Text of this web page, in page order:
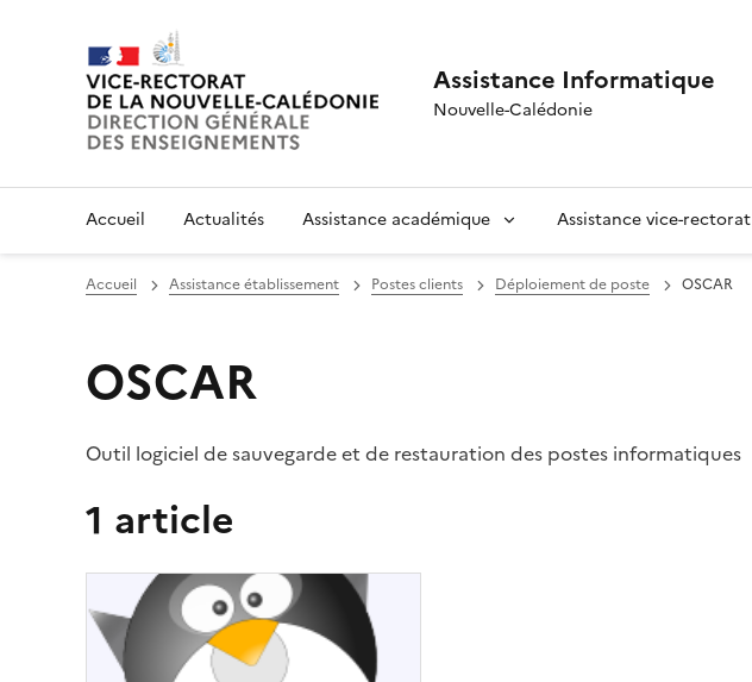
Assistance Informatique
Nouvelle-Calédonie
Accueil Actualités Assistance académique Assistance vice-rectorat
Accueil Assistance établissement Postes clients Déploiement de poste OSCAR
OSCAR
Outil logiciel de sauvegarde et de restauration des postes informatiques
1 article